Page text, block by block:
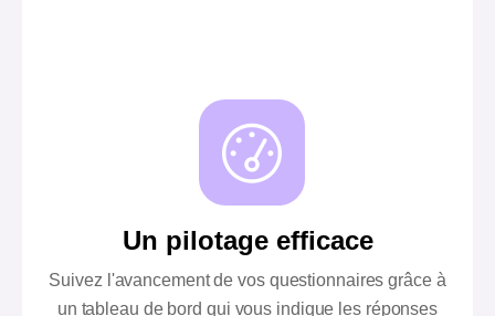
Un pilotage efficace
Suivez l'avancement de vos questionnaires grâce à
un tableau de bord qui vous indique les réponses